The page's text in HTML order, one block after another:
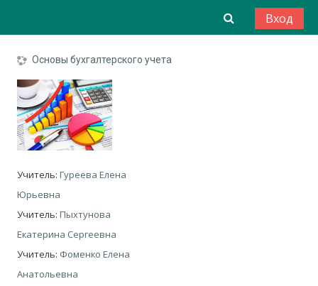
Изменить
Вход
Основы бухгалтерского учета
Учитель:Гуреева Елена
Юрьевна
Учитель:Пыхтунова
Екатерина Сергеевна
Учитель: Фоменко Елена
Анатольевна